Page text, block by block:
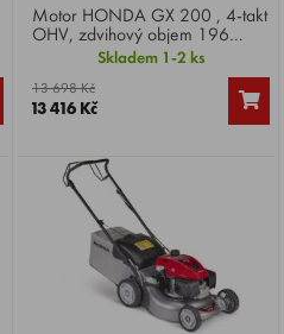
Motor HONDA GX 200 , 4-takt
OHV, zdvihový objem 196
cm3, výkon 5,5 HP. Specifikace
Skladem 1-2 ks
13 698 Kč
13 416 Kč